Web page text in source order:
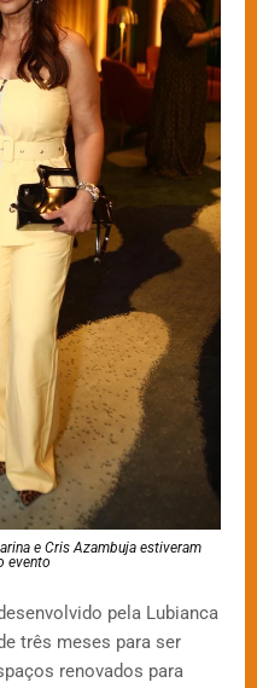
e Cris Azambuja estiveram
evento
pela Lubianca
três meses para ser
renovados para